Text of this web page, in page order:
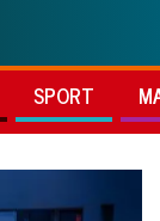
SPORT